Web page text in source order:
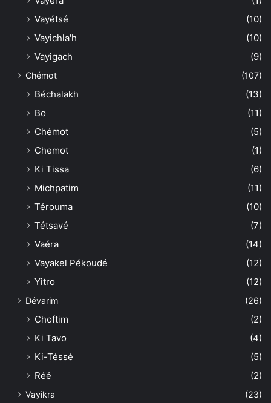
Vayétsé
(10)
Vayichla'h
(10)
Vayigach
(9)
Chémot (107)
Béchalakh
(13)
Bo
(11)
Chémot
(5)
Chemot
(1)
Ki Tissa
(6)
Michpatim
(11)
Térouma
(10)
Tétsavé
(7)
Vaéra
(14)
Vayakel Pékoudé
(12)
Yitro
(12)
Dévarim (26)
Choftim
(2)
Ki Tavo
(4)
Ki-Téssé
(5)
Réé
(2)
Vayikra (23)